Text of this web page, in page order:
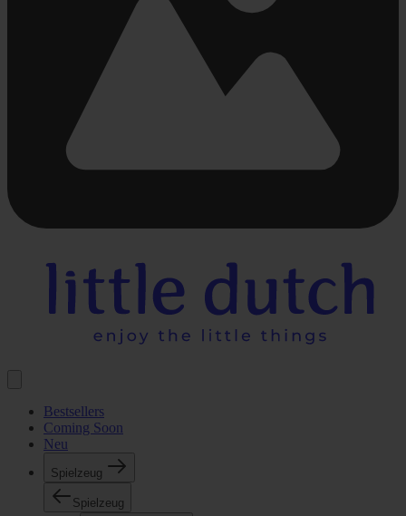
Bestsellers
Coming Soon
Neu
Spielzeug
Spielzeug